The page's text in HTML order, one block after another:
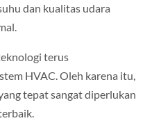
dan kualitas udara
terus
HVAC. Oleh karena itu,
tepat sangat diperlukan